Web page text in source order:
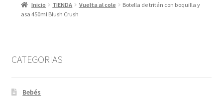
Inicio TIENDA Vuelta al cole
Botella de tritán con boquilla y
asa 450ml Blush Crush
CATEGORIAS
Bebés